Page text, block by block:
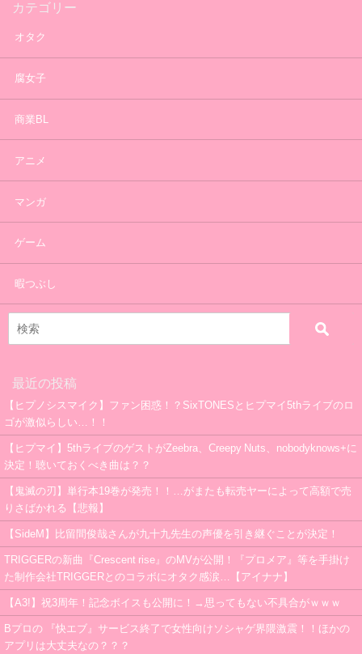
カテゴリー
オタク
腐女子
商業BL
アニメ
マンガ
ゲーム
暇つぶし
最近の投稿
【ヒプノシスマイク】ファン困惑！？SixTONESとヒプマイ5thライブのロ
ゴが激似らしい…！！
【ヒプマイ】5thライブのゲストがZeebra、Creepy Nuts、nobodyknows+に
決定！聴いておくべき曲は？？
【鬼滅の刃】単行本19巻が発売！！…がまたも転売ヤーによって高額で売
りさばかれる【悲報】
【SideM】比留間俊哉さんが九十九先生の声優を引き継ぐことが決定！
TRIGGERの新曲『Crescent rise』のMVが公開！『プロメア』等を手掛け
た制作会社TRIGGERとのコラボにオタク感涙…【アイナナ】
【A3!】祝3周年！記念ボイスも公開に！→思ってもない不具合がｗｗｗ
Bプロの 『快エブ』サービス終了で女性向けソシャゲ界隈激震！！ほかの
アプリは大丈夫なの？？？